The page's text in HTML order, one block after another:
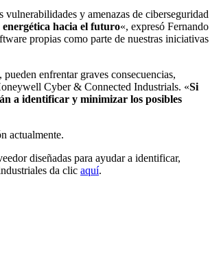
y amenazas de ciberseguridad
hacia el futuro«, expresó Fernando
propias como parte de nuestras iniciativas
enfrentar graves consecuencias,
Cyber & Connected Industrials. «Si
a identificar y minimizar los posibles
actualmente.
diseñadas para ayudar a identificar,
da clic aquí.